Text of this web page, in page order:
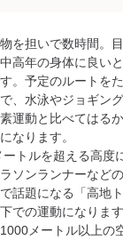
を担いで数時間。
高年の身体に良い
。予定のルートを
、水泳やジョギン
運動と比べてはる
なります。
ートルを超える高度
ソンランナーなど
話題になる「高地
での運動になりま
メートル以上の